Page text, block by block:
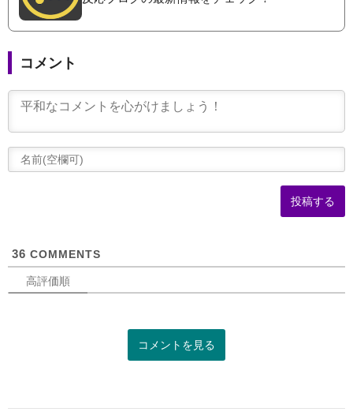
コメント
36 COMMENTS
高評価順
コメントを見る